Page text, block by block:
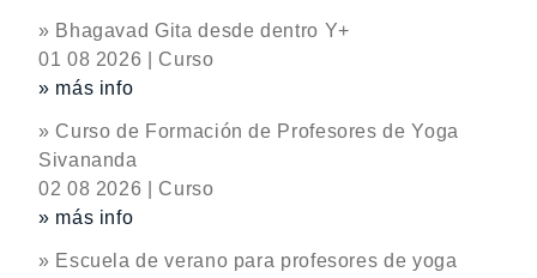
» Bhagavad Gita desde dentro Y+
01 08 2026 | Curso
» más info
» Curso de Formación de Profesores de Yoga
Sivananda
02 08 2026 | Curso
» más info
» Escuela de verano para profesores de yoga